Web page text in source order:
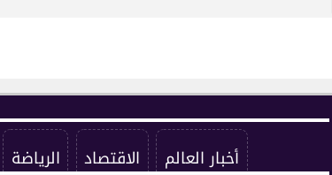
أخبار العالم الاقتصاد الرياضة